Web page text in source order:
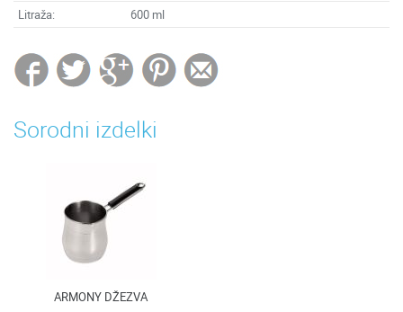
Litraža:
600 ml
Sorodni izdelki
ARMONY DŽEZVA